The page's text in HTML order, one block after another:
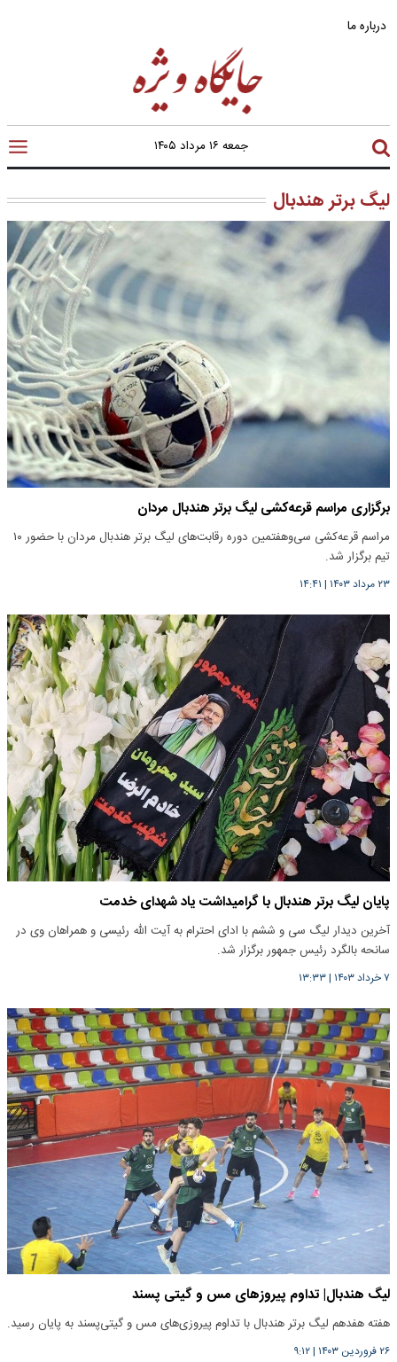
درباره ما
جمعه ۱۶ مرداد ۱۴۰۵
لیگ برتر هندبال
برگزاری مراسم قرعه‌کشی لیگ برتر هندبال مردان
مراسم قرعه‌کشی سی‌وهفتمین دوره رقابت‌های لیگ برتر هندبال مردان با حضور ۱۰
تیم برگزار شد.
۲۳ مرداد ۱۴۰۳ | ۱۴:۴۱
پایان لیگ برتر هندبال با گرامیداشت یاد شهدای خدمت
آخرین دیدار لیگ سی و ششم با ادای احترام به آیت الله رئیسی و همراهان وی در
سانحه بالگرد رئیس جمهور برگزار شد.
۷ خرداد ۱۴۰۳ |۱۳:۳۳
لیگ هندبال| تداوم پیروزهای مس و گیتی پسند
هفته هفدهم لیگ برتر هندبال با تداوم پیروزی‌های مس و گیتی‌پسند به پایان رسید.
۲۶ فروردین ۱۴۰۳ |۹:۱۲